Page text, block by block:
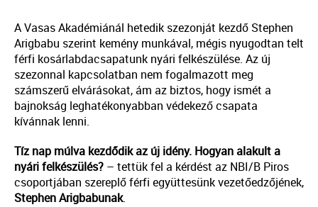
A Vasas Akadémiánál hetedik szezonját kezdő Stephen
Arigbabu szerint kemény munkával, mégis nyugodtan telt
férfi kosárlabdacsapatunk nyári felkészülése. Az új
szezonnal kapcsolatban nem fogalmazott meg
számszerű elvárásokat, ám az biztos, hogy ismét a
bajnokság leghatékonyabban védekező csapata
kívánnak lenni.
Tíz nap múlva kezdődik az új idény. Hogyan alakult a
nyári felkészülés? – tettük fel a kérdést az NBI/B Piros
csoportjában szereplő férfi együttesünk vezetőedzőjének,
Stephen Arigbabunak.